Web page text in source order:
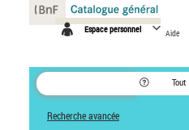
Espace personnel Aide
Tout
Recherche avancée
Panneau de gestion des cookies